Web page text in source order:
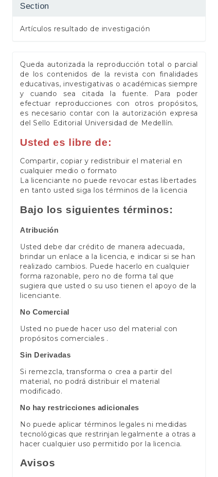
Section
Artículos resultado de investigación
Queda autorizada la reproducción total o parcial
de los contenidos de la revista con finalidades
educativas, investigativas o académicas siempre
y cuando sea citada la fuente. Para poder
efectuar reproducciones con otros propósitos,
es necesario contar con la autorización expresa
del Sello Editorial Universidad de Medellín.
Usted es libre de:
Compartir, copiar y redistribuir el material en
cualquier medio o formato
La licenciante no puede revocar estas libertades
en tanto usted siga los términos de la licencia
Bajo los siguientes términos:
Atribución
Usted debe dar crédito de manera adecuada,
brindar un enlace a la licencia, e indicar si se han
realizado cambios. Puede hacerlo en cualquier
forma razonable, pero no de forma tal que
sugiera que usted o su uso tienen el apoyo de la
licenciante.
No Comercial
Usted no puede hacer uso del material con
propósitos comerciales .
Sin Derivadas
Si remezcla, transforma o crea a partir del
material, no podrá distribuir el material
modificado.
No hay restricciones adicionales
No puede aplicar términos legales ni medidas
tecnológicas que restrinjan legalmente a otras a
hacer cualquier uso permitido por la licencia.
Avisos